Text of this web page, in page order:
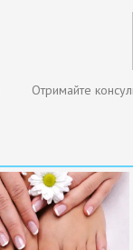
Отримайте